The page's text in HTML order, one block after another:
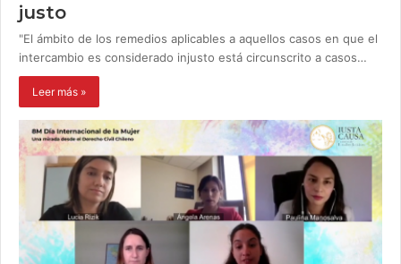
justo
"El ámbito de los remedios aplicables a aquellos casos en que el
intercambio es considerado injusto está circunscrito a casos…
Leer más »